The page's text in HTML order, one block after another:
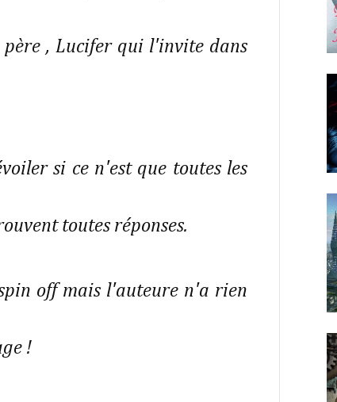
, Lucifer qui l'invite dans
si ce n'est que toutes les
toutes réponses.
off mais l'auteure n'a rien
!